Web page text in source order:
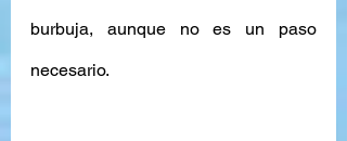
burbuja, aunque no es un paso
necesario.